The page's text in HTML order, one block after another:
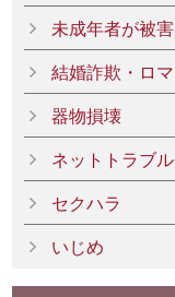
未成年者が被
結婚詐欺・ロ
器物損壊
ネットトラブル
セクハラ
いじめ